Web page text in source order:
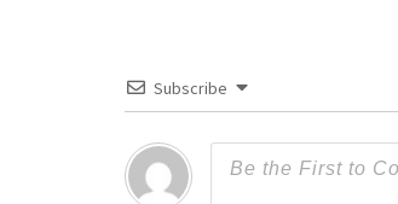
Subscribe